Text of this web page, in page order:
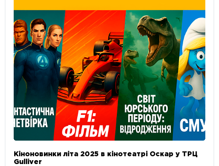
Кіноновинки літа 2025 в кінотеатрі Оскар у ТРЦ
Gulliver